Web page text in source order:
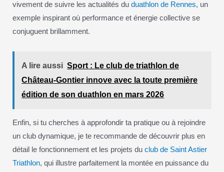
vivement de suivre les actualités du duathlon de Rennes, un
exemple inspirant où performance et énergie collective se
conjuguent brillamment.
A lire aussi Sport : Le club de triathlon de
Château-Gontier innove avec la toute première
édition de son duathlon en mars 2026
Enfin, si tu cherches à approfondir ta pratique ou à rejoindre
un club dynamique, je te recommande de découvrir plus en
détail le fonctionnement et les projets du club de Saint Astier
Triathlon, qui illustre parfaitement la montée en puissance du